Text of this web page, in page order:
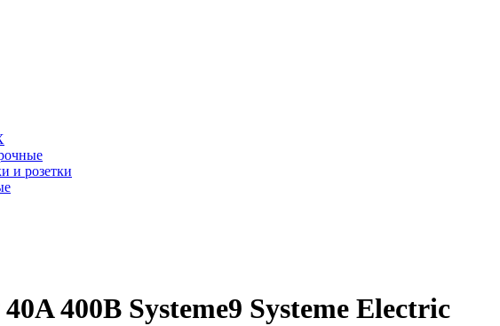
и розетки
400В Systeme9 Systeme Electric